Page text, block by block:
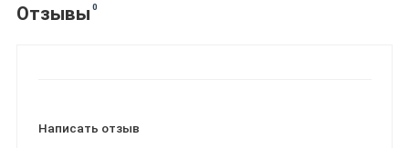
Отзывы 0
Написать отзыв